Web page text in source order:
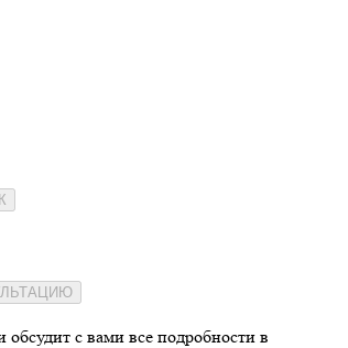
с вами все подробности в